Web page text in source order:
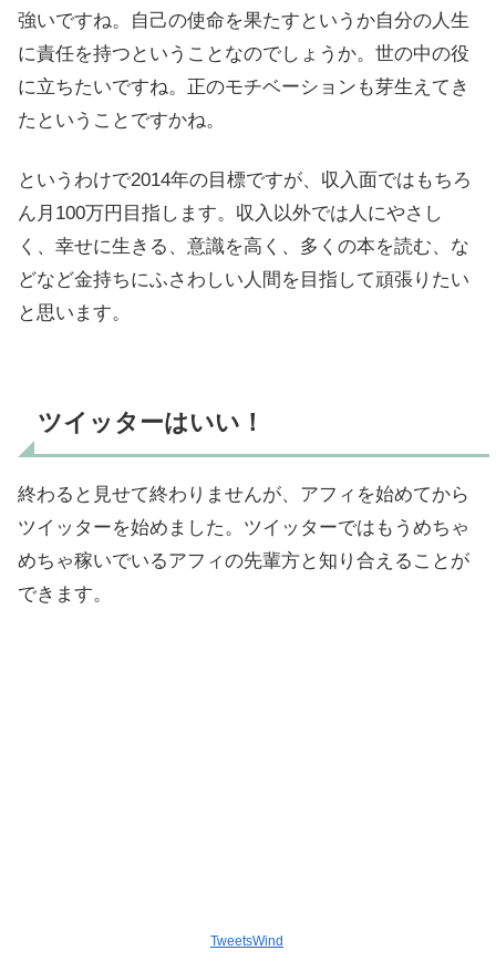
強いですね。自己の使命を果たすというか自分の人生
に責任を持つということなのでしょうか。世の中の役
に立ちたいですね。正のモチベーションも芽生えてき
たということですかね。
というわけで2014年の目標ですが、収入面ではもちろ
ん月100万円目指します。収入以外では人にやさし
く、幸せに生きる、意識を高く、多くの本を読む、な
どなど金持ちにふさわしい人間を目指して頑張りたい
と思います。
ツイッターはいい！
終わると見せて終わりませんが、アフィを始めてから
ツイッターを始めました。ツイッターではもうめちゃ
めちゃ稼いでいるアフィの先輩方と知り合えることが
できます。
TweetsWind